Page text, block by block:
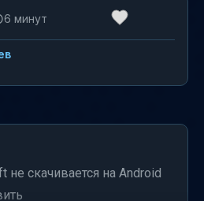
6 минут
не скачивается на Android